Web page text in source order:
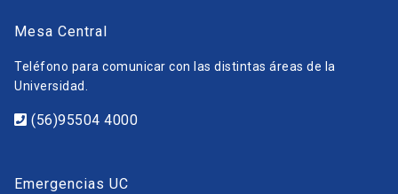
Mesa Central
Teléfono para comunicar con las distintas áreas de la
Universidad.
(56)95504 4000
Emergencias UC